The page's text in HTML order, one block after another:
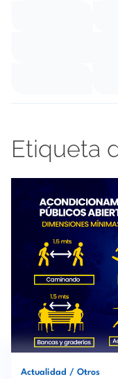
Etiqueta
Actualidad / Otros